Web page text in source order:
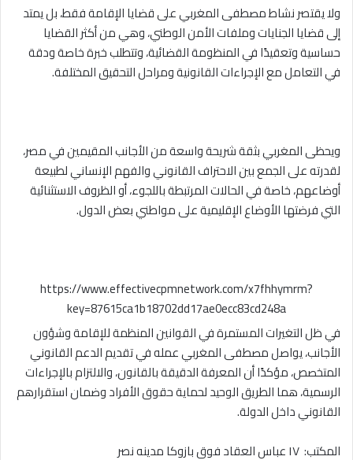
ولا يقتصر نشاط مصطفى المغربي على قضايا الإقامة فقط، بل يمتد
إلى قضايا الجنايات وملفات الأمن الوطني، وهي من أكثر القضايا
حساسية وتعقيدًا في المنظومة القضائية، وتتطلب خبرة خاصة ودقة
في التعامل مع الإجراءات القانونية ومراحل التحقيق المختلفة.
ويحظى المغربي بثقة شريحة واسعة من الأجانب المقيمين في مصر،
لقدرته على الجمع بين الاحتراف القانوني والفهم الإنساني لطبيعة
أوضاعهم، خاصة في الحالات المرتبطة باللجوء، أو الظروف الاستثنائية
التي فرضتها الأوضاع الإقليمية على مواطني بعض الدول.
https://www.effectivecpmnetwork.com/x7fhhymrm?
key=87615ca1b18702dd17ae0ecc83cd248a
في ظل التغيرات المستمرة في القوانين المنظمة للإقامة وشؤون
الأجانب، يواصل مصطفى المغربي عمله في تقديم الدعم القانوني
المتخصص، مؤكدًا أن المعرفة الدقيقة بالقانون، والالتزام بالإجراءات
الرسمية، هما الطريق الوحيد لحماية حقوق الأفراد وضمان استقرارهم
القانوني داخل الدولة.
المكتب: ١٧ عباس العقاد فوق بازوكا مدينه نصر